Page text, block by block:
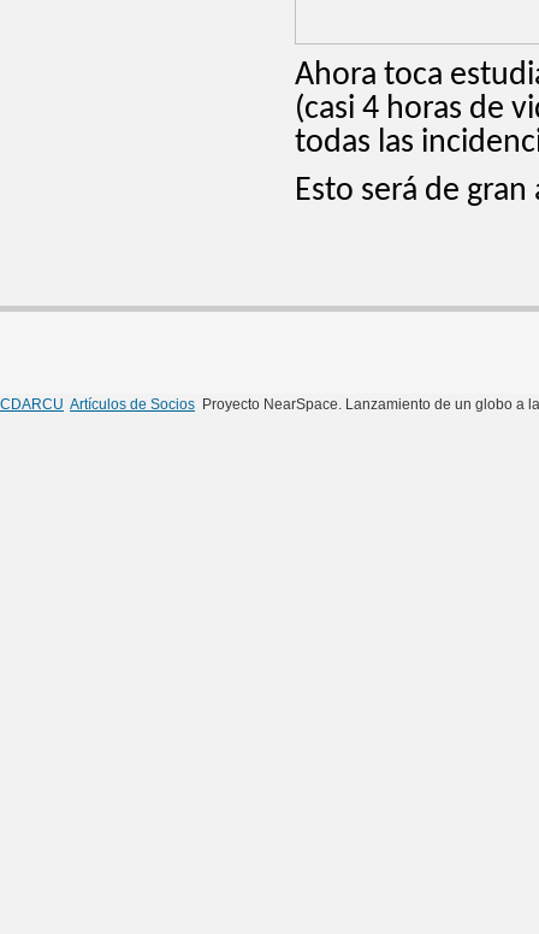
Ahora toca
(casi 4 horas de
todas las
Esto será de
CDARCU Artículos de Socios Proyecto NearSpace. Lanzamiento de un globo a